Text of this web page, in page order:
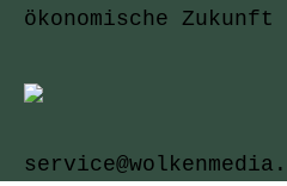
ökonomische